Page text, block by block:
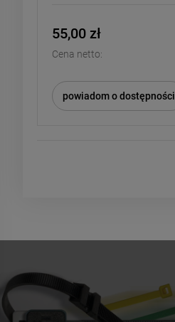
55,00 zł
Cena netto:
powiadom o dostępności